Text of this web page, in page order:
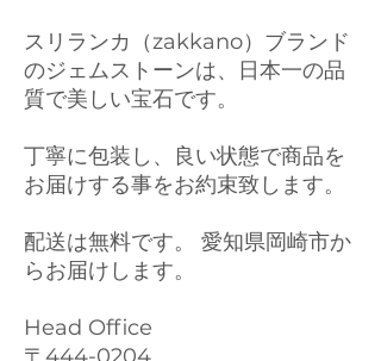
スリランカ（zakkano）ブランド
のジェムストーンは、日本一の品
質で美しい宝石です。
丁寧に包装し、良い状態で商品を
お届けする事をお約束致します。
配送は無料です。 愛知県岡崎市か
らお届けします。
Head Office